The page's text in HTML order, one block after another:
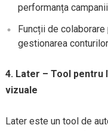
performanța
Funcții de
gestionarea
4. Later – Tool pentru
vizuale
Later este un tool de